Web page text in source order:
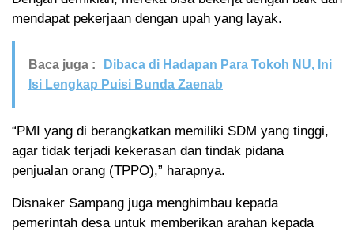
mendapat pekerjaan dengan upah yang layak.
Baca juga :
Dibaca di Hadapan Para Tokoh NU, Ini
Isi Lengkap Puisi Bunda Zaenab
“PMI yang di berangkatkan memiliki SDM yang tinggi,
agar tidak terjadi kekerasan dan tindak pidana
penjualan orang (TPPO),” harapnya.
Disnaker Sampang juga menghimbau kepada
pemerintah desa untuk memberikan arahan kepada